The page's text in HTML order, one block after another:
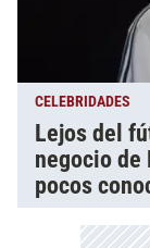
CELEBRIDADES
Lejos del
negocio de
pocos